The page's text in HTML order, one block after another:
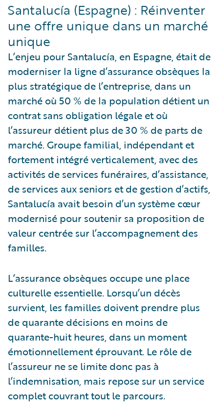
Santalucía (Espagne) : Réinventer
une offre unique dans un marché
unique
L’enjeu pour Santalucía, en Espagne, était de
moderniser la ligne d’assurance obsèques la
plus stratégique de l’entreprise, dans un
marché où 50 % de la population détient un
contrat sans obligation légale et où
l’assureur détient plus de 30 % de parts de
marché. Groupe familial, indépendant et
fortement intégré verticalement, avec des
activités de services funéraires, d’assistance,
de services aux seniors et de gestion d’actifs,
Santalucía avait besoin d’un système cœur
modernisé pour soutenir sa proposition de
valeur centrée sur l’accompagnement des
familles.
L’assurance obsèques occupe une place
culturelle essentielle. Lorsqu’un décès
survient, les familles doivent prendre plus
de quarante décisions en moins de
quarante-huit heures, dans un moment
émotionnellement éprouvant. Le rôle de
l’assureur ne se limite donc pas à
l’indemnisation, mais repose sur un service
complet couvrant tout le parcours.